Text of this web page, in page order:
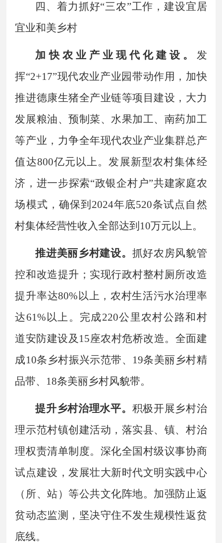
四、着力抓好“三农”工作，建设宜居
宜业和美乡村
加快农业产业现代化建设。 发
挥“2+17”现代农业产业园带动作用，加快
推进德康生猪全产业链等项目建设，大力
发展粮油、预制菜、水果加工、南药加工
等产业，力争全年现代农业产业集群总产
值达800亿元以上。发展新型农村集体经
济，进一步探索“政银企村户”共建家庭农
场模式，确保到 2024年底520条试点自然
村集体经营性收入全部达到 10万元以上。
推进美丽乡村建设。 抓好农房风貌管
控和改造提升；实现行政村整村厕所改造
提升率达80% 以上，农村生活污水治理率
达61% 以上。完成220公里农村公路和村
道安防建设及 15座农村危桥改造。全面建
成10条乡村振兴示范带、 19条美丽乡村精
品带、 18条美丽乡村风貌带。
提升乡村治理水平。 积极开展乡村治
理示范村镇创建活动，落实县、镇、村治
理权责清单制度。深化全国村级议事协商
试点建设，发展壮大新时代文明实践中心
（所、站）等公共文化阵地。加强防止返
贫动态监测，坚决守住不发生规模性返贫
底线。